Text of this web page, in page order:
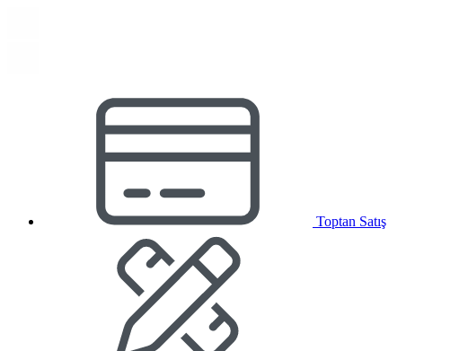
Toptan Satış